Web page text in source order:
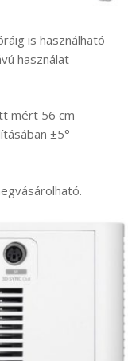
is használható
használat
mért 56 cm
±5°